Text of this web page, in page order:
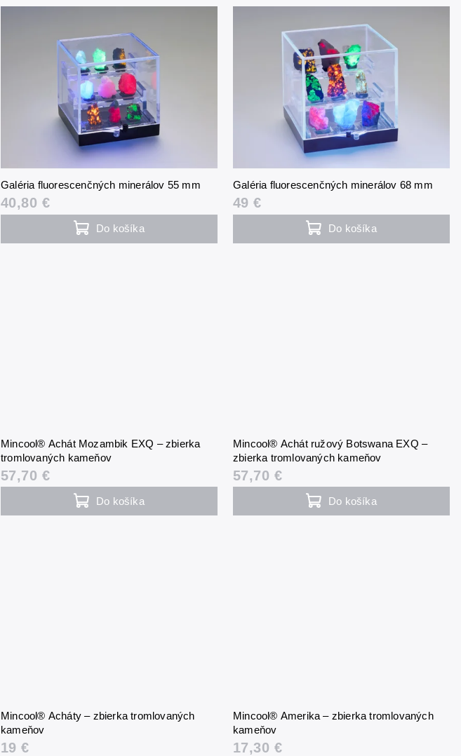
Galéria fluorescenčných minerálov 55 mm
40,80 €
Do košíka
Galéria fluorescenčných minerálov 68 mm
49 €
Do košíka
Mincool® Achát Mozambik EXQ – zbierka
tromlovaných kameňov
57,70 €
Do košíka
Mincool® Achát ružový Botswana EXQ –
zbierka tromlovaných kameňov
57,70 €
Do košíka
Mincool® Acháty – zbierka tromlovaných
kameňov
19 €
Mincool® Amerika – zbierka tromlovaných
kameňov
17,30 €